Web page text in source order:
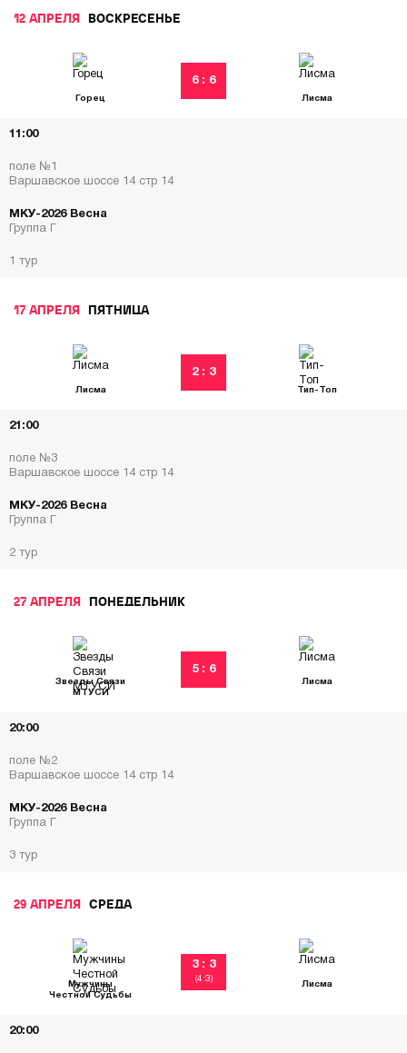
12 АПРЕЛЯ ВОСКРЕСЕНЬЕ
11:00
поле №1
Варшавское шоссе 14 стр 14
1 тур
Горец
6 : 6
Лисма
МКУ-2026 Весна
Группа Г
17 АПРЕЛЯ ПЯТНИЦА
21:00
поле №3
Варшавское шоссе 14 стр 14
2 тур
Лисма
2 : 3
Тип-Топ
МКУ-2026 Весна
Группа Г
27 АПРЕЛЯ ПОНЕДЕЛЬНИК
20:00
поле №2
Варшавское шоссе 14 стр 14
3 тур
Звезды Связи
МТУСИ
5 : 6
Лисма
МКУ-2026 Весна
Группа Г
29 АПРЕЛЯ СРЕДА
20:00
Мужчины
Честной Судьбы
3 : 3
(4:3)
Лисма